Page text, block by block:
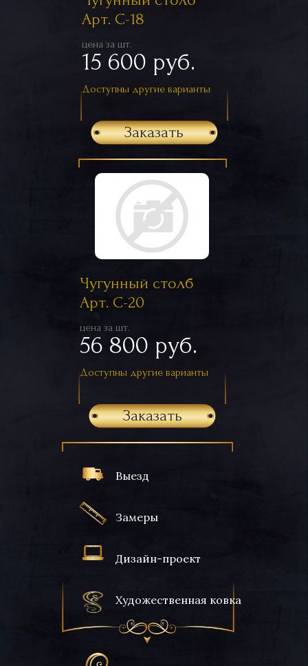
Выезд
Замеры
Дизайн-проект
Художественная ковка
Арт. С-18
цена за шт.
15 600 руб.
Доступны другие варианты
Заказать
Чугунный столб
Арт. С-20
цена за шт.
56 800 руб.
Доступны другие варианты
Заказать